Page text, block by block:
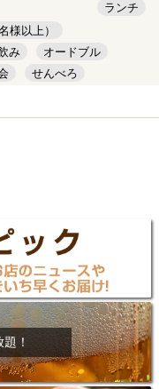
ランチ
様以上）
み
オードブル
せんべろ
！